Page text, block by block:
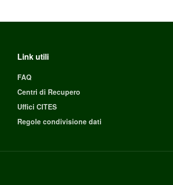
Link utili
FAQ
Centri di Recupero
Uffici CITES
Regole condivisione dati